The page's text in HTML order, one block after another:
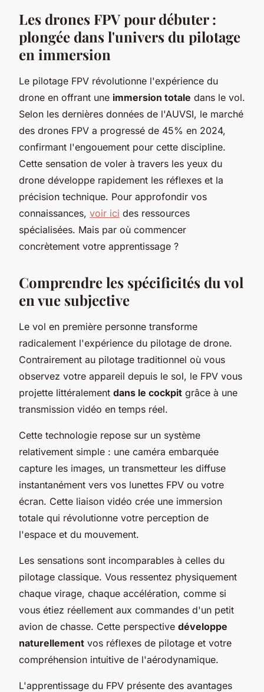
Les drones FPV pour débuter :
plongée dans l'univers du pilotage
en immersion
Le pilotage FPV révolutionne l'expérience du
drone en offrant une immersion totale dans le vol.
Selon les dernières données de l'AUVSI, le marché
des drones FPV a progressé de 45% en 2024,
confirmant l'engouement pour cette discipline.
Cette sensation de voler à travers les yeux du
drone développe rapidement les réflexes et la
précision technique. Pour approfondir vos
connaissances, voir ici des ressources
spécialisées. Mais par où commencer
concrètement votre apprentissage ?
Comprendre les spécificités du vol
en vue subjective
Le vol en première personne transforme
radicalement l'expérience du pilotage de drone.
Contrairement au pilotage traditionnel où vous
observez votre appareil depuis le sol, le FPV vous
projette littéralement dans le cockpit grâce à une
transmission vidéo en temps réel.
Cette technologie repose sur un système
relativement simple : une caméra embarquée
capture les images, un transmetteur les diffuse
instantanément vers vos lunettes FPV ou votre
écran. Cette liaison vidéo crée une immersion
totale qui révolutionne votre perception de
l'espace et du mouvement.
Les sensations sont incomparables à celles du
pilotage classique. Vous ressentez physiquement
chaque virage, chaque accélération, comme si
vous étiez réellement aux commandes d'un petit
avion de chasse. Cette perspective développe
naturellement vos réflexes de pilotage et votre
compréhension intuitive de l'aérodynamique.
L'apprentissage du FPV présente des avantages